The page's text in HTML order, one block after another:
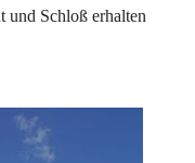
und Schloß erhalten